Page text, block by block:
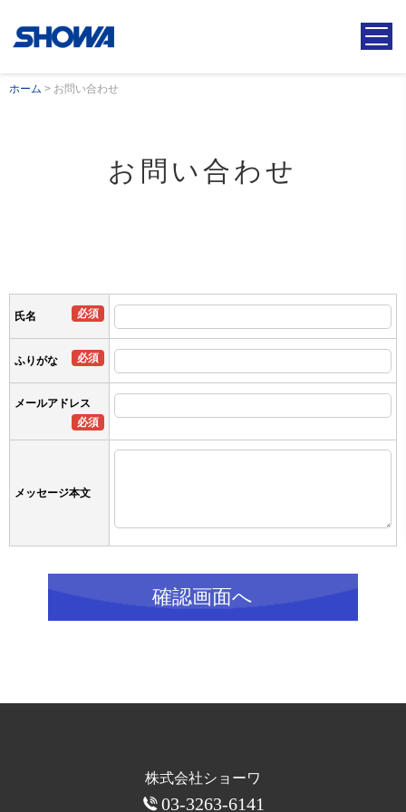
ホーム > お問い合わせ
お問い合わせ
氏名 必須
ふりがな 必須
メールアドレス
必須
メッセージ本文
確認画面へ
株式会社ショーワ
03-3263-6141